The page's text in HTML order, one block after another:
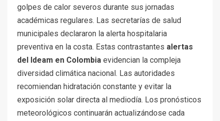
golpes de calor severos durante sus jornadas
académicas regulares. Las secretarías de salud
municipales declararon la alerta hospitalaria
preventiva en la costa. Estas contrastantes alertas
del Ideam en Colombia evidencian la compleja
diversidad climática nacional. Las autoridades
recomiendan hidratación constante y evitar la
exposición solar directa al mediodía. Los pronósticos
meteorológicos continuarán actualizándose cada